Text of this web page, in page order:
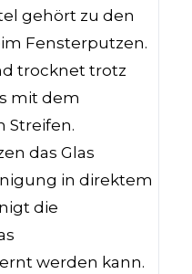
gehört zu den
Fensterputzen.
trocknet trotz
mit dem
Streifen.
das Glas
in direktem
die
werden kann.